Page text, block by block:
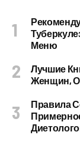
Меню
Лучшие
Женщин,
Правила